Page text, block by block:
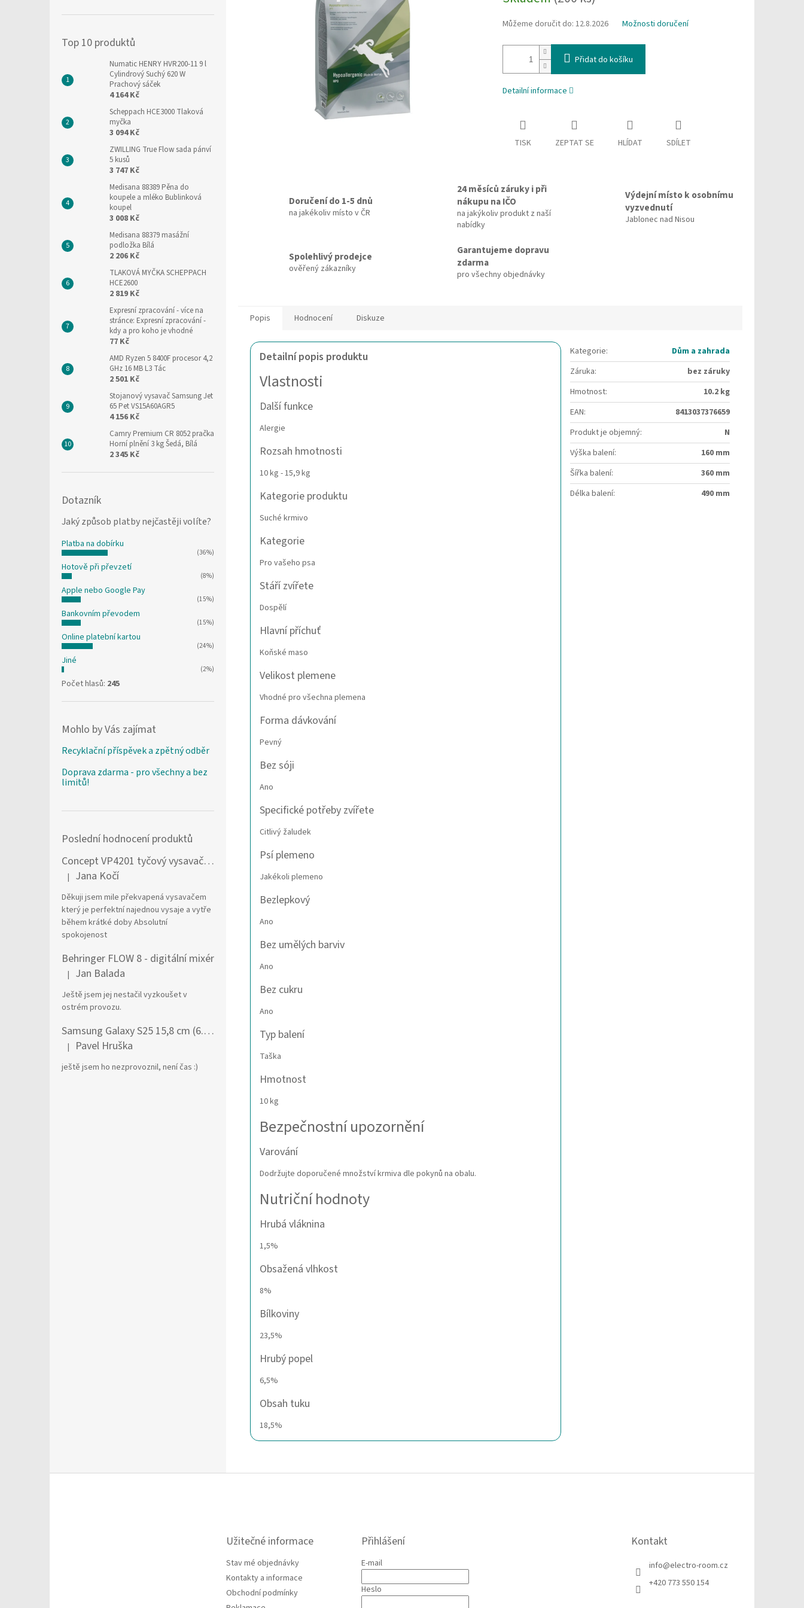
Top 10 produktů
Numatic HENRY HVR200-11 9 l
Cylindrový Suchý 620 W
Prachový sáček
4 164 Kč
Scheppach HCE3000 Tlaková
myčka
3 094 Kč
ZWILLING True Flow sada pánví
5 kusů
3 747 Kč
Medisana 88389 Pěna do
koupele a mléko Bublinková
koupel
3 008 Kč
Medisana 88379 masážní
podložka Bílá
2 206 Kč
TLAKOVÁ MYČKA SCHEPPACH
HCE2600
2 819 Kč
Expresní zpracování- více na
stránce: Expresní zpracování -
kdy a pro koho je vhodné
77 Kč
AMD Ryzen 5 8400F procesor 4,2
GHz 16 MB L3 Tác
2 501 Kč
Stojanový vysavač Samsung Jet
65 Pet VS15A60AGR5
4 156 Kč
Camry Premium CR 8052 pračka
Horní plnění 3 kg Šedá, Bílá
2 345 Kč
Dotazník
Jaký způsob platby nejčastěji volíte?
Platba na dobírku
(36%)
Hotově při převzetí
(8%)
Apple nebo Google Pay
(15%)
Bankovním převodem
(15%)
Online platební kartou
(24%)
Jiné
(2%)
Počet hlasů: 245
Mohlo by Vás zajímat
Recyklační příspěvek a zpětný odběr
Doprava zdarma - pro všechny a bez
limitů!
Poslední hodnocení produktů
Concept VP4201 tyčový vysavač / elektrický smeták Tyčový vysavač 2 v 1 AC Suché a mokré Bezsáčkové 0,6 l 90 W Černá, Stříbrná
Hodnocení produktu je 5 z 5 hvězdiček.
| Jana Kočí
Děkuji jsem mile překvapená vysavačem
který je perfektní najednou vysaje a vytře
během krátké doby Absolutní
spokojenost
Behringer FLOW 8 - digitální mixér
Hodnocení produktu je 5 z 5 hvězdiček.
| Jan Balada
Ještě jsem jej nestačil vyzkoušet v
ostrém provozu.
Samsung Galaxy S25 15,8 cm (6.2") Dual SIM Android 15 5G USB typu C 12 GB 256 GB 4000 mAh Námořnická modrá
Hodnocení produktu je 1 z 5 hvězdiček.
| Pavel Hruška
ještě jsem ho nezprovoznil, není čas :)
Můžeme doručit do: 12.8.2026 Možnosti doručení
Přidat do košíku
Detailní informace
TISK ZEPTAT SE HLÍDAT SDÍLET
Doručení do 1-5 dnů
na jakékoliv místo v ČR
24 měsíců záruky i při
nákupu na IČO
na jakýkoliv produkt z naší
nabídky
Výdejní místo k osobnímu
vyzvednutí
Jablonec nad Nisou
Spolehlivý prodejce
ověřený zákazníky
Garantujeme dopravu
zdarma
pro všechny objednávky
Popis Hodnocení Diskuze
Detailní popis produktu
Vlastnosti
Další funkce
Alergie
Rozsah hmotnosti
10 kg - 15,9 kg
Kategorie produktu
Suché krmivo
Kategorie
Pro vašeho psa
Stáří zvířete
Dospělí
Hlavní příchuť
Koňské maso
Velikost plemene
Vhodné pro všechna plemena
Forma dávkování
Pevný
Bez sóji
Ano
Specifické potřeby zvířete
Citlivý žaludek
Psí plemeno
Jakékoli plemeno
Bezlepkový
Ano
Bez umělých barviv
Ano
Bez cukru
Ano
Typ balení
Taška
Hmotnost
10 kg
Bezpečnostní upozornění
Varování
Dodržujte doporučené množství krmiva dle pokynů na obalu.
Nutriční hodnoty
Hrubá vláknina
1,5%
Obsažená vlhkost
8%
Bílkoviny
23,5%
Hrubý popel
6,5%
Obsah tuku
18,5%
Kategorie:
Dům a zahrada
Záruka:
bez záruky
Hmotnost:
10.2 kg
EAN:
8413037376659
Produkt je objemný:
N
Výška balení:
160 mm
Šířka balení:
360 mm
Délka balení: 490 mm
Užitečné informace
Stav mé objednávky
Kontakty a informace
Obchodní podmínky
Přihlášení
E-mail
Heslo
Kontakt
info@electro-room.cz
+420 773 550 154